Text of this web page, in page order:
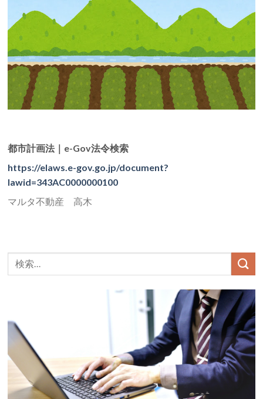
都市計画法｜e-Gov法令検索
https://elaws.e-gov.go.jp/document?
lawid=343AC0000000100
マルタ不動産 高木